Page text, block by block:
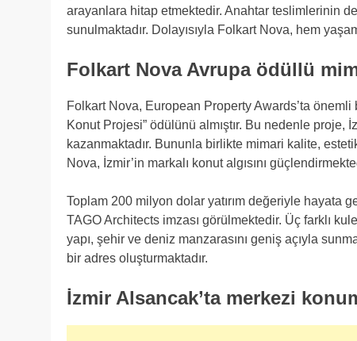
arayanlara hitap etmektedir. Anahtar teslimlerinin
sunulmaktadır. Dolayısıyla Folkart Nova, hem
Folkart Nova Avrupa ödüllü
Folkart Nova, European Property Awards’ta önemli
Konut Projesi” ödülünü almıştır. Bu nedenle
kazanmaktadır. Bununla birlikte mimari kalite,
Nova, İzmir’in markalı konut algısını
Toplam 200 milyon dolar yatırım değeriyle hayata
TAGO Architects imzası görülmektedir. Üç farklı
yapı, şehir ve deniz manzarasını geniş açıyla
bir adres oluşturmaktadır.
İzmir Alsancak’ta merkezi